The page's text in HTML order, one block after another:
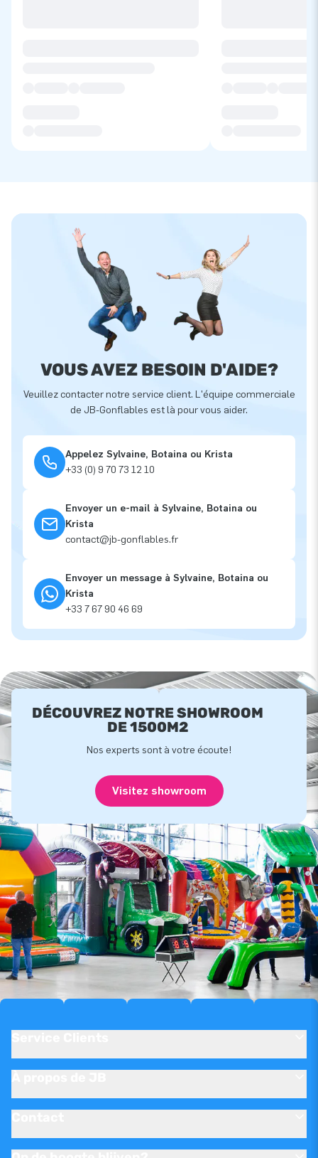
VOUS AVEZ BESOIN D'AIDE?
Veuillez contacter notre service client. L'équipe commerciale
de JB-Gonflables est là pour vous aider.
Appelez Sylvaine, Botaina ou Krista
+33 (0) 9 70 73 12 10
Envoyer un e-mail à Sylvaine, Botaina ou
Krista
contact@jb-gonflables.fr
Envoyer un message à Sylvaine, Botaina ou
Krista
+33 7 67 90 46 69
DÉCOUVREZ NOTRE SHOWROOM
DE 1500M2
Nos experts sont à votre écoute!
Visitez showroom